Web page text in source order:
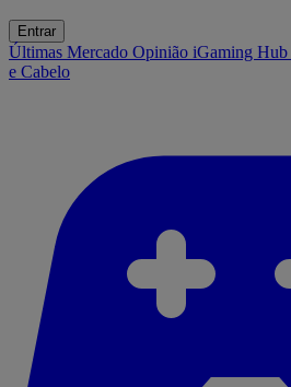
Entrar
Últimas Mercado Opinião iGaming Hub
e Cabelo